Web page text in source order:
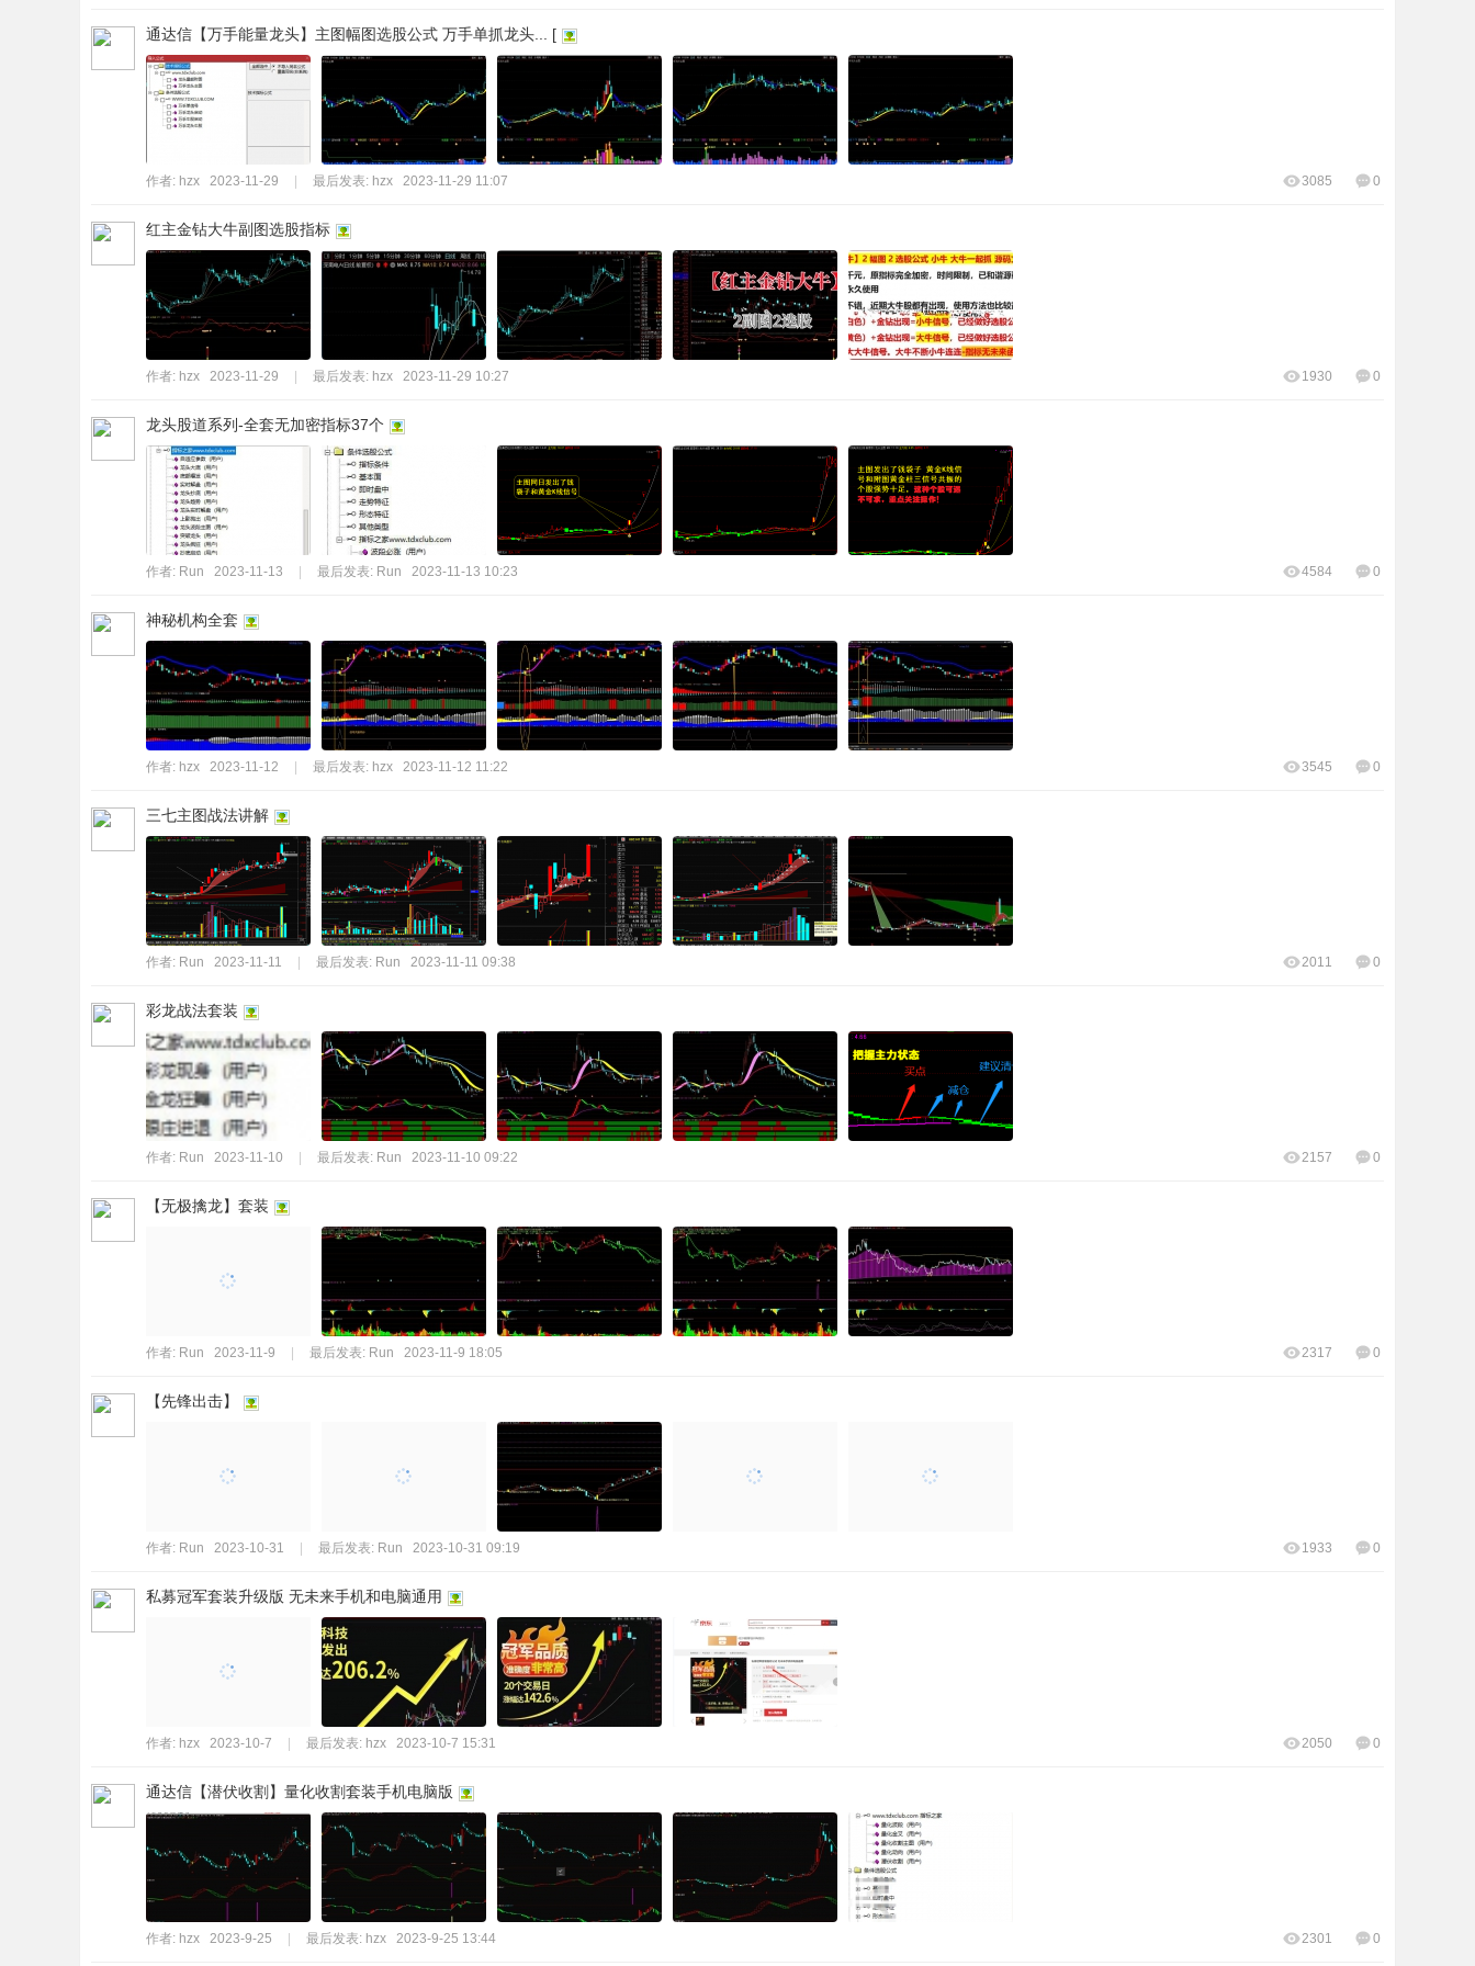
通达信【万手能量龙头】主图幅图选股公式 万手单抓龙头... [
作者: hzx 2023-11-29 最后发表: hzx 2023-11-29 11:07 0
3085
红主金钻大牛副图选股指标
作者: hzx 2023-11-29 最后发表: hzx 2023-11-29 10:27 0
1930
龙头股道系列-全套无加密指标37个
作者: Run 2023-11-13 最后发表: Run 2023-11-13 10:23 0
4584
神秘机构全套
作者: hzx 2023-11-12 最后发表: hzx 2023-11-12 11:22 0
3545
三七主图战法讲解
作者: Run 2023-11-11 最后发表: Run 2023-11-11 09:38 0
2011
彩龙战法套装
作者: Run 2023-11-10 最后发表: Run 2023-11-10 09:22 0
2157
【无极擒龙】套装
作者: Run 2023-11-9 最后发表: Run 2023-11-9 18:05 0
2317
【先锋出击】
作者: Run 2023-10-31 最后发表: Run 2023-10-31 09:19 0
1933
私募冠军套装升级版 无未来手机和电脑通用
作者: hzx 2023-10-7 最后发表: hzx 2023-10-7 15:31 0
2050
通达信【潜伏收割】量化收割套装手机电脑版
作者: hzx 2023-9-25 最后发表: hzx 2023-9-25 13:44 0
2301